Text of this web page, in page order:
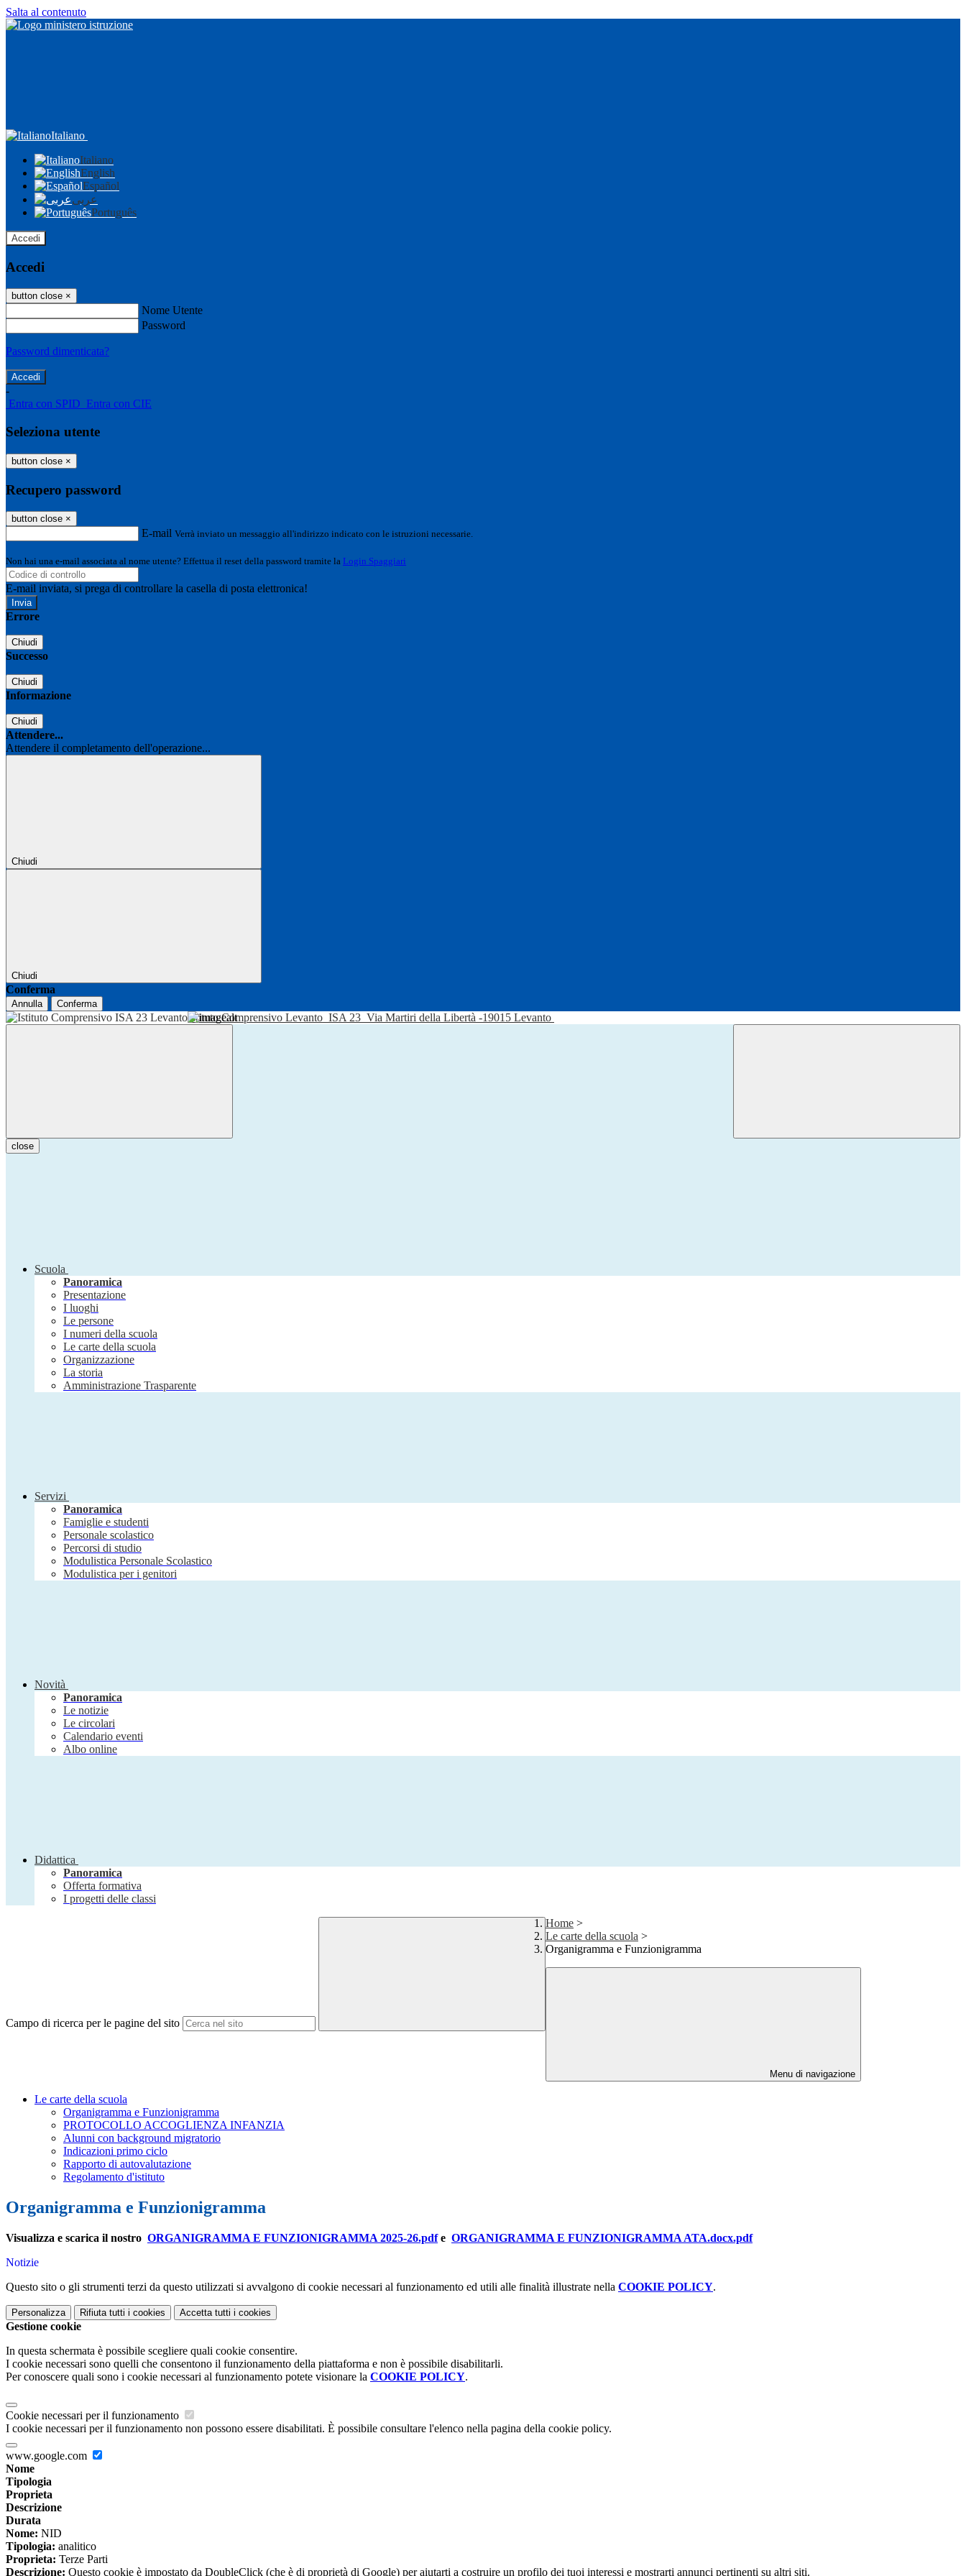
Salta al contenuto
Italiano
Italiano
English
Español
عربى
Português
Accedi
Accedi
button close ×
Nome Utente
Password
Password dimenticata?
-
Entra con SPID Entra con CIE
Seleziona utente
button close ×
Recupero password
button close ×
E-mail Verrà inviato un messaggio all'indirizzo indicato con le istruzioni necessarie.
Non hai una e-mail associata al nome utente? Effettua il reset della password tramite la Login Spaggiari
E-mail inviata, si prega di controllare la casella di posta elettronica!
Errore
Chiudi
Successo
Chiudi
Informazione
Chiudi
Attendere...
Attendere il completamento dell'operazione...
Chiudi
Chiudi
Conferma
Annulla Conferma
Istituto Comprensivo Levanto ISA 23 Via Martiri della Libertà -19015 Levanto
close
Scuola
Panoramica
Presentazione
I luoghi
Le persone
I numeri della scuola
Le carte della scuola
Organizzazione
La storia
Amministrazione Trasparente
Servizi
Panoramica
Famiglie e studenti
Personale scolastico
Percorsi di studio
Modulistica Personale Scolastico
Modulistica per i genitori
Novità
Panoramica
Le notizie
Le circolari
Calendario eventi
Albo online
Didattica
Panoramica
Offerta formativa
I progetti delle classi
Campo di ricerca per le pagine del sito
Home >
Le carte della scuola >
Organigramma e Funzionigramma
Menu di navigazione
Le carte della scuola
Organigramma e Funzionigramma
PROTOCOLLO ACCOGLIENZA INFANZIA
Alunni con background migratorio
Indicazioni primo ciclo
Rapporto di autovalutazione
Regolamento d'istituto
Organigramma e Funzionigramma
Visualizza e scarica il nostro ORGANIGRAMMA E FUNZIONIGRAMMA 2025-26.pdfe ORGANIGRAMMA E FUNZIONIGRAMMA ATA.docx.pdf
Notizie
Questo sito o gli strumenti terzi da questo utilizzati si avvalgono di cookie necessari al funzionamento ed utili alle finalità illustrate nella COOKIE POLICY.
Personalizza Rifiuta tutti i cookies Accetta tutti i cookies
Gestione cookie
In questa schermata è possibile scegliere quali cookie consentire.
I cookie necessari sono quelli che consentono il funzionamento della piattaforma e non è possibile disabilitarli.
Per conoscere quali sono i cookie necessari al funzionamento potete visionare la COOKIE POLICY.
Cookie necessari per il funzionamento
I cookie necessari per il funzionamento non possono essere disabilitati. È possibile consultare l'elenco nella pagina della cookie policy.
www.google.com
Nome
Tipologia
Proprieta
Descrizione
Durata
Nome: NID
Tipologia: analitico
Proprieta: Terze Parti
Descrizione: Questo cookie è impostato da DoubleClick (che è di proprietà di Google) per aiutarti a costruire un profilo dei tuoi interessi e mostrarti annunci pertinenti su altri siti.